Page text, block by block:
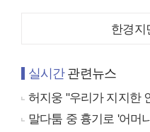
한경지
실시간관련뉴스
허지웅 "우리가 지지한 인
말다툼 중 흉기로 '어머